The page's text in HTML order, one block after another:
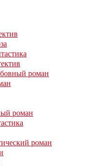
роман
роман
роман